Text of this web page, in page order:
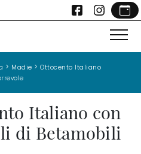
> Madie > Ottocento Italiano
Italiano con
di Betamobili